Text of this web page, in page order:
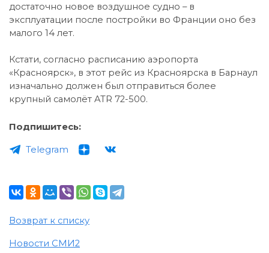
достаточно новое воздушное судно – в
эксплуатации после постройки во Франции оно без
малого 14 лет.
Кстати, согласно расписанию аэропорта
«Красноярск», в этот рейс из Красноярска в Барнаул
изначально должен был отправиться более
крупный самолёт ATR 72-500.
Подпишитесь:
Telegram
Возврат к списку
Новости СМИ2